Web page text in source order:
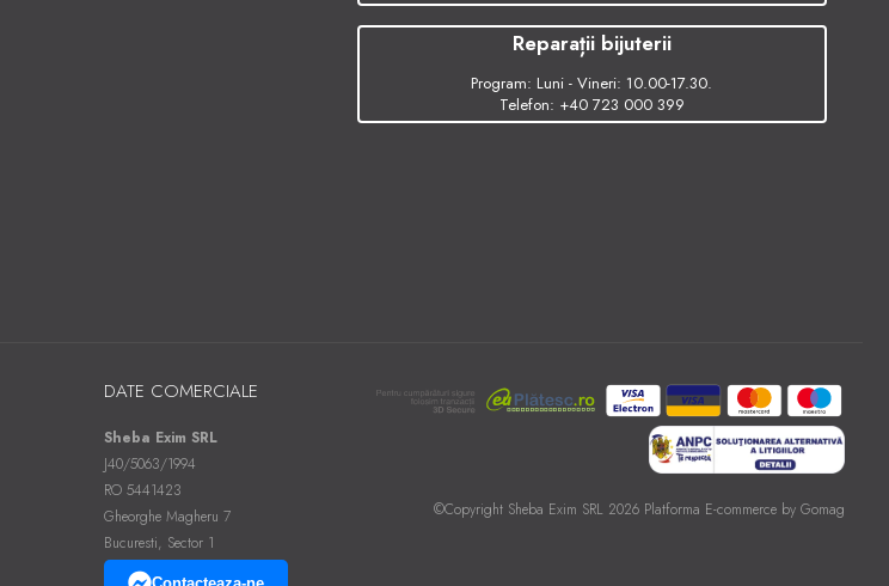
Reparații bijuterii
Program: Luni - Vineri: 10.00-17.30.
Telefon: +40 723 000 399
DATE COMERCIALE
Sheba Exim SRL
J40/5063/1994
RO 5441423
Gheorghe Magheru 7
Bucuresti, Sector 1
©Copyright Sheba Exim SRL 2026 Platforma E-commerce by Gomag